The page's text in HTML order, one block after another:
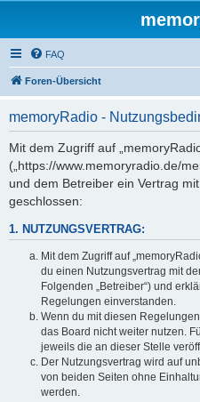
FAQ
Foren-Übersicht
memoryRadio -
Mit dem Zugriff auf
(„https://www.memoryradio.de/
und dem Betreiber ein Vertrag
geschlossen:
1. NUTZUNGSVERTRAG:
Mit dem Zugriff auf
du einen Nutzungsvertrag mit
Folgenden „Betreiber“) und
Regelungen einverstanden.
Wenn du mit diesen
das Board nicht weiter nutzen.
jeweils die an dieser Stelle
Der Nutzungsvertrag wird auf
von beiden Seiten ohne
werden.